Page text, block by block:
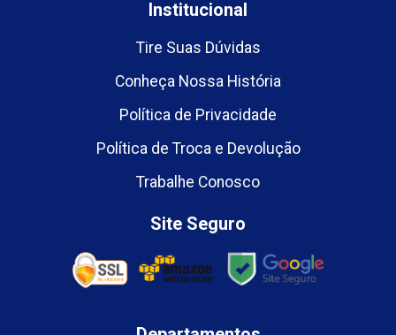
Institucional
Tire Suas Dúvidas
Conheça Nossa História
Política de Privacidade
Política de Troca e Devolução
Trabalhe Conosco
Site Seguro